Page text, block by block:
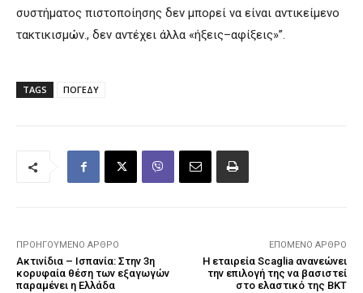
συστήματος πιστοποίησης δεν μπορεί να είναι αντικείμενο
τακτικισμών., δεν αντέχει άλλα «ήξεις–αφίξεις»”.
TAGS ΠΟΓΕΔΥ
ΠΡΟΗΓΟΎΜΕΝΟ ΆΡΘΡΟ
Ακτινίδια – Ισπανία: Στην 3η
κορυφαία θέση των εξαγωγών
παραμένει η Ελλάδα
ΕΠΌΜΕΝΟ ΆΡΘΡΟ
Η εταιρεία Scaglia ανανεώνει
την επιλογή της να βασιστεί
στο ελαστικό της BKT